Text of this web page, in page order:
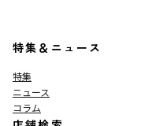
特集＆ニュース
特集
ニュース
コラム